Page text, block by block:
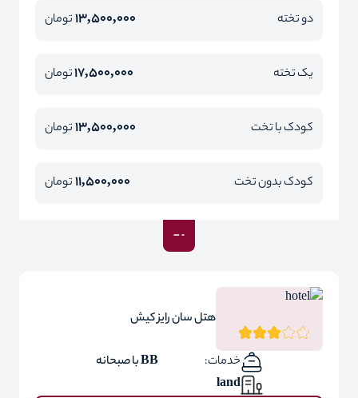
دو تخته 13,500,000تومان
یک تخته 17,500,000تومان
کودک با تخت 13,500,000تومان
کودک بدون تخت 11,500,000تومان
هتل سان رایز کیش
خدمات:
BB با صبحانه
land